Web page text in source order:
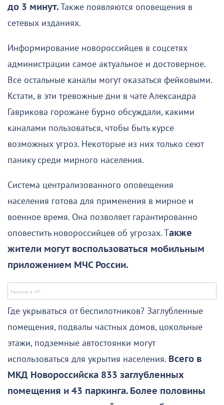
до 3 минут.Также появляются оповещения в
сетевых изданиях.
Информирование новороссийцев в соцсетях
администрации самое актуальное и достоверное.
Все остальные каналы могут оказаться фейковыми.
Кстати, в эти тревожные дни в чате Александра
Гаврикова горожане бурно обсуждали, какими
каналами пользоваться, чтобы быть курсе
возможных угроз. Некоторые из них только сеют
панику среди мирного населения.
Система централизованного оповещения
населения готова для применения в мирное и
военное время. Она позволяет гарантированно
оповестить новороссийцев об угрозах. Также
жители могут воспользоваться мобильным
приложением МЧС России.
Где укрываться от беспилотников? Заглубленные
помещения, подвалы частных домов, цокольные
этажи, подземные автостоянки могут
использоваться для укрытия населения. Всего в
МКД Новороссийска 833 заглубленных
помещения и 43 паркинга. Более половины